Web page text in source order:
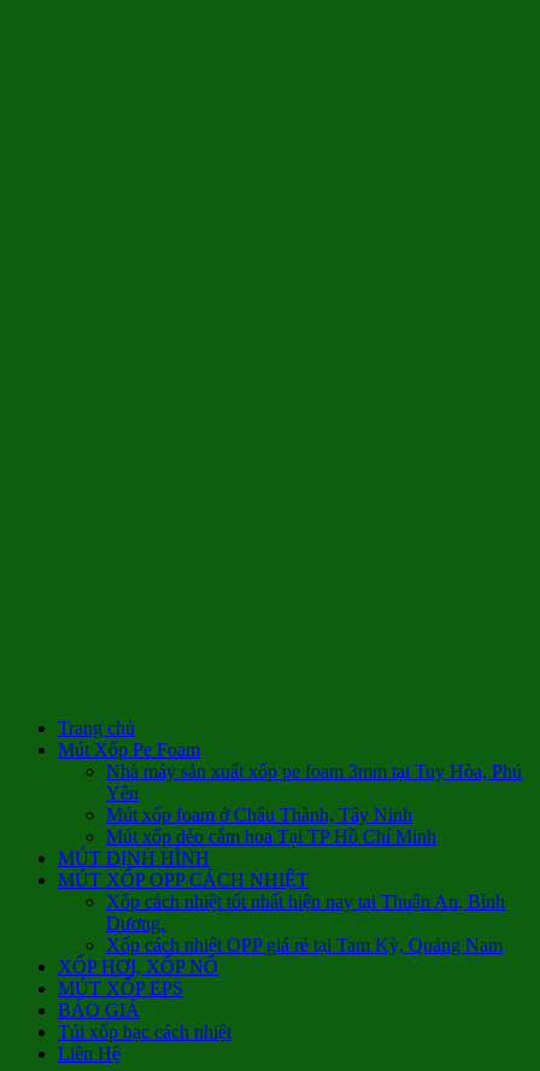
Trang chủ
Mút Xốp Pe Foam
Nhà máy sản xuất xốp pe foam 3mm tại Tuy Hòa, Phú
Yên
Mút xốp foam ở Châu Thành, Tây Ninh
Mút xốp dẻo cắm hoa Tại TP Hồ Chí Minh
MÚT ĐỊNH HÌNH
MÚT XỐP OPP CÁCH NHIỆT
Xốp cách nhiệt tốt nhất hiện nay tại Thuận An, Bình
Dương.
Xốp cách nhiệt OPP giá rẻ tại Tam Kỳ, Quảng Nam
XỐP HƠI, XỐP NỔ
MÚT XỐP EPS
BÁO GIÁ
Túi xốp bạc cách nhiệt
Liên Hệ